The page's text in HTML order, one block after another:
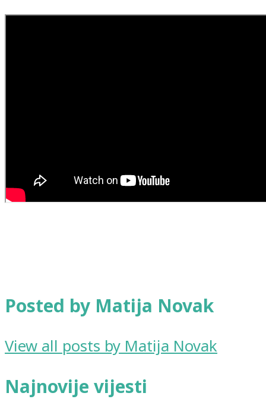
Posted by Matija Novak
View all posts by Matija Novak
Najnovije vijesti